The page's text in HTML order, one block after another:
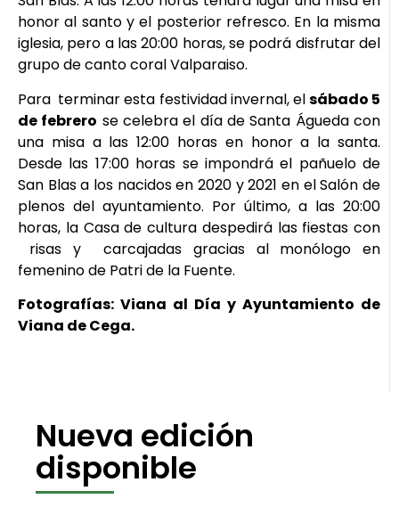
honor al santo y el posterior refresco. En la misma
iglesia, pero a las 20:00 horas, se podrá disfrutar del
grupo de canto coral Valparaiso.
Para terminar esta festividad invernal, elsábado 5
de febrero se celebra el día de Santa Águeda con
una misa a las 12:00 horas en honor a la santa.
Desde las 17:00 horas se impondrá el pañuelo de
San Blas a los nacidos en 2020 y 2021 en el Salón de
plenos del ayuntamiento. Por último, a las 20:00
horas, la Casa de cultura despedirá las fiestas con
risas y carcajadas gracias al monólogo en
femenino de Patri de la Fuente.
Fotografías: Viana al Día y Ayuntamiento de
Viana de Cega.
Nueva edición
disponible